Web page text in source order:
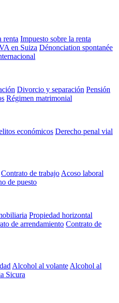
renta Impuesto sobre la renta
en Suiza Dénonciation spontanée
Divorcio y separación Pensión
Régimen matrimonial
económicos Derecho penal vial
Contrato de trabajo Acoso laboral
de puesto
Propiedad horizontal
de arrendamiento Contrato de
Alcohol al volante Alcohol al
Sicura